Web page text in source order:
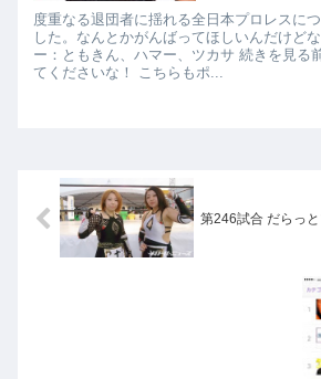
度重なる退団者に揺れる全日本プロレスに
した。なんとかがんばってほしいんだけど
ー：ともきん、ハマー、ツカサ 続きを見る
てくださいな！ こちらもポ...
第246試合 だらっ